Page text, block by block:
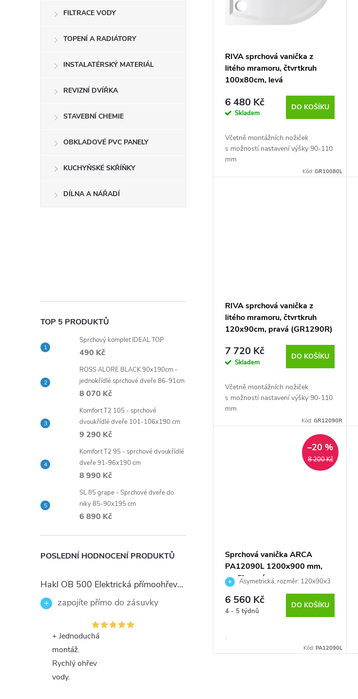
FILTRACE VODY
TOPENÍ A RADIÁTORY
INSTALATÉRSKÝ MATERIÁL
REVIZNÍ DVÍŘKA
STAVEBNÍ CHEMIE
OBKLADOVÉ PVC PANELY
KUCHYŇSKÉ SKŘÍŇKY
DÍLNA A NÁŘADÍ
TOP 5 PRODUKTŮ
Sprchový komplet IDEAL TOP
490 Kč
ROSS ALORE BLACK 90x190cm -
jednokřídlé sprchové dveře 86-91cm
8 070 Kč
Komfort T2 105 - sprchové
dvoukřídlé dveře 101-106x190 cm
9 290 Kč
Komfort T2 95 - sprchové dvoukřídlé
dveře 91-96x190 cm
8 990 Kč
SL 85 grape - Sprchové dveře do
niky 85-90x195 cm
6 890 Kč
POSLEDNÍ HODNOCENÍ PRODUKTŮ
Hakl OB 500 Elektrická přímoohřevná vodovodní baterie, černé flexi ramínko
zapojíte přímo do zásuvky
+ Jednoduchá
montáž.
Rychlý ohřev
vody.
k
RIVA sprchová vanička z
litého mramoru, čtvrtkruh
100x80cm, levá
6 480 Kč
Skladem
DO KOŠÍKU
Včetně montážních nožiček
s možností nastavení výšky 90-110
mm
Kód:GR10080L
RIVA sprchová vanička z
litého mramoru, čtvrtkruh
120x90cm, pravá (GR1290R)
7 720 Kč
Skladem
DO KOŠÍKU
Včetně montážních nožiček
s možností nastavení výšky 90-110
mm
Kód:GR12090R
8 200 Kč
–20 %
Sprchová vanička ARCA
PA12090L 1200x900 mm,
profilovaná
Asymetrická, rozměr: 120x90x3
6 560 Kč
4 - 5 týdnů
DO KOŠÍKU
.
Kód:PA12090L